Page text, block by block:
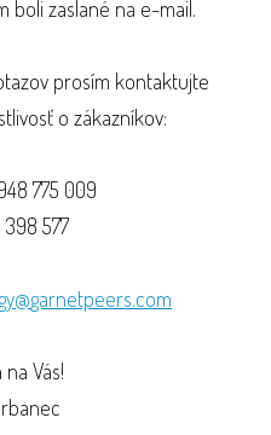
boli zaslané na e-mail.
prosím kontaktujte
o zákazníkov:
775 009
398 577
garnetpeers.com
na Vás!